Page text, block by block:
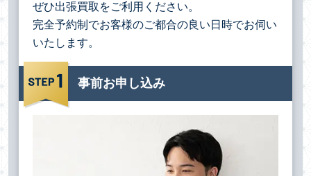
ぜひ出張買取をご利用ください。
完全予約制でお客様のご都合の良い日時でお伺い
いたします。
事前お申し込み